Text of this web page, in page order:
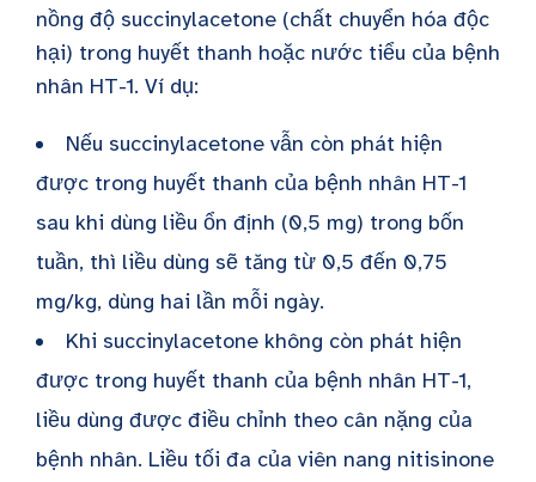
nồng độ succinylacetone (chất chuyển hóa độc
hại) trong huyết thanh hoặc nước tiểu của bệnh
nhân HT-1. Ví dụ:
Nếu succinylacetone vẫn còn phát hiện
được trong huyết thanh của bệnh nhân HT-1
sau khi dùng liều ổn định (0,5 mg) trong bốn
tuần, thì liều dùng sẽ tăng từ 0,5 đến 0,75
mg/kg, dùng hai lần mỗi ngày.
Khi succinylacetone không còn phát hiện
được trong huyết thanh của bệnh nhân HT-1,
liều dùng được điều chỉnh theo cân nặng của
bệnh nhân. Liều tối đa của viên nang nitisinone